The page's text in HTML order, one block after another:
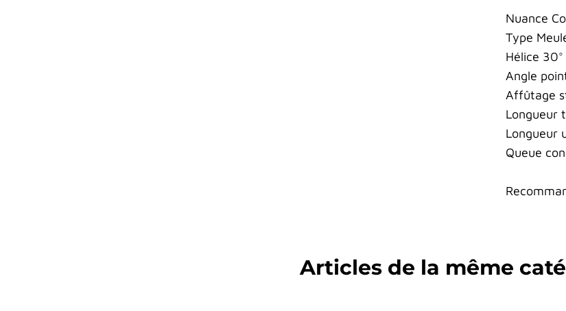
Nuance
Type
Hélice 30°
Angle
Affûtage
Longueur
Longueur
Queue
Articles de la même